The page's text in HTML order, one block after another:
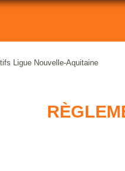
Ligue Nouvelle-Aquitaine